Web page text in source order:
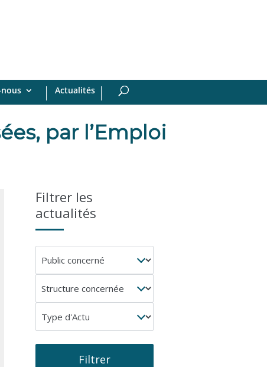
Actualités
par l’Emploi
Filtrer les
actualités
concerné
concernée
d'Actu
Filtrer